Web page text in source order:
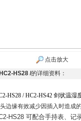
点击放大
HC2-HS28 /的详细资料：
HS28 / HC2-HS42 剑状温湿
边缘有效减少因插入时造成
HS28 可配合手持表、记